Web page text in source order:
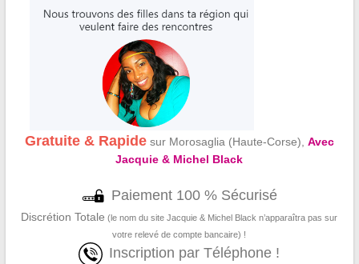
Gratuite & Rapidesur Morosaglia (Haute-Corse), Avec
Jacquie & Michel Black
Paiement 100 % Sécurisé
Discrétion Totale (le nom du site Jacquie & Michel Black n’apparaîtra pas sur
votre relevé de compte bancaire) !
Inscription par Téléphone !